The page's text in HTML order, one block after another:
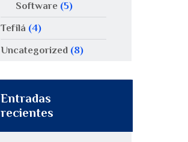
Software(5)
Tefilá (4)
Uncategorized (8)
Entradas
recientes